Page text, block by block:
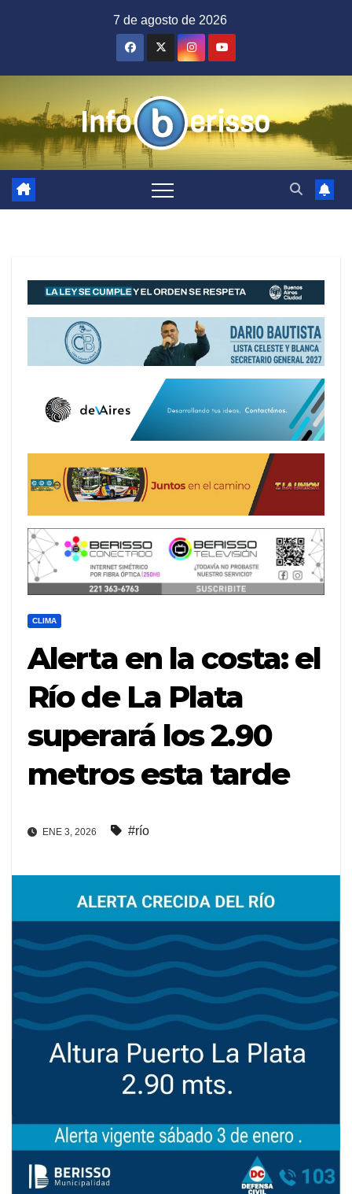
7 de agosto de 2026
CLIMA
Alerta en la costa: el
Río de La Plata
superará los 2.90
metros esta tarde
ENE 3, 2026 #río